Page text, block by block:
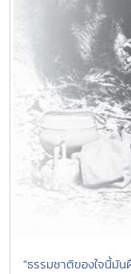
"ธรรมชาติของใจนี้มั